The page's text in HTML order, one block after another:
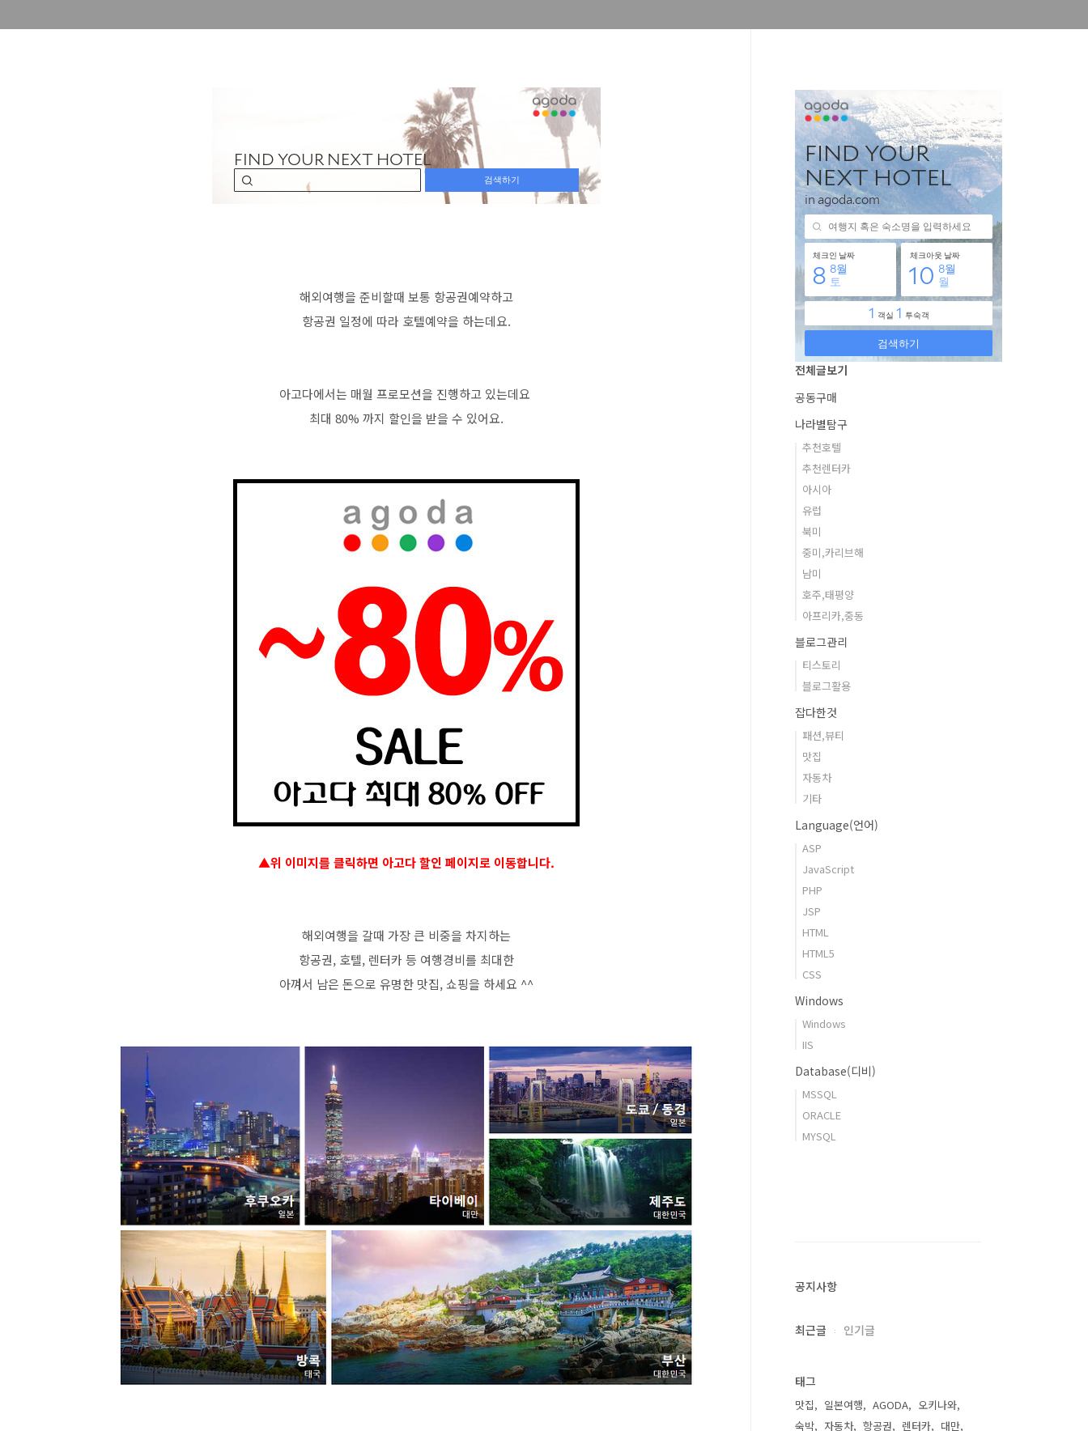
해외여행을 준비할때 보통 항공권예약하고
항공권 일정에 따라 호텔예약을 하는데요.
아고다에서는 매월 프로모션을 진행하고 있는데요
최대 80% 까지 할인을 받을 수 있어요.
▲위 이미지를 클릭하면 아고다 할인 페이지로 이동합니다.
해외여행을 갈때 가장 큰 비중을 차지하는
항공권, 호텔, 렌터카 등 여행경비를 최대한
아껴서 남은 돈으로 유명한 맛집, 쇼핑을 하세요 ^^
전체글보기
공동구매
나라별탐구
추천호텔
추천렌터카
아시아
유럽
북미
중미,카리브해
남미
호주,태평양
아프리카,중동
블로그관리
티스토리
블로그활용
잡다한것
패션,뷰티
맛집
자동차
기타
Language(언어)
ASP
JavaScript
PHP
JSP
HTML
HTML5
CSS
Windows
Windows
IIS
Database(디비)
MSSQL
ORACLE
MYSQL
공지사항
최근글 인기글
태그
맛집 일본여행 AGODA
오키나와
숙박
자동차 항공권 렌터카
대만